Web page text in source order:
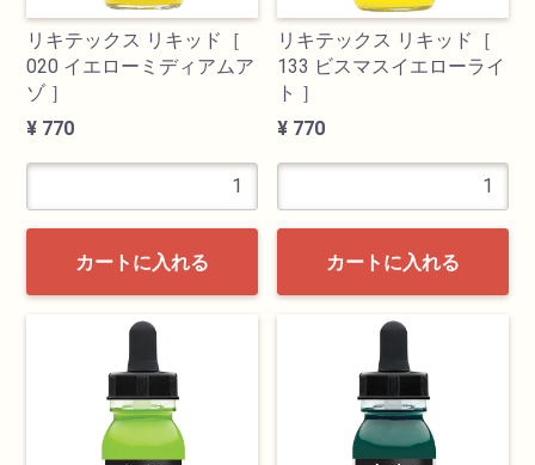
リキテックス リキッド［
020 イエローミディアムア
ゾ ］
¥ 770
カートに入れる
リキテックス リキッド［
133 ビスマスイエローライ
ト ］
¥ 770
カートに入れる